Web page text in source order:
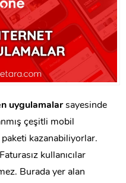
uygulamalarsayesinde
çeşitli mobil
kazanabiliyorlar.
kullanıcılar
Burada yer alan